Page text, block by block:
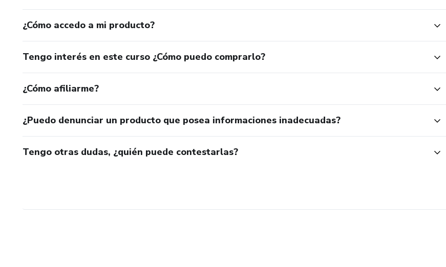
¿Cómo accedo a mi producto?
Tengo interés en este curso ¿Cómo puedo comprarlo?
¿Cómo afiliarme?
¿Puedo denunciar un producto que posea informaciones inadecuadas?
Tengo otras dudas, ¿quién puede contestarlas?